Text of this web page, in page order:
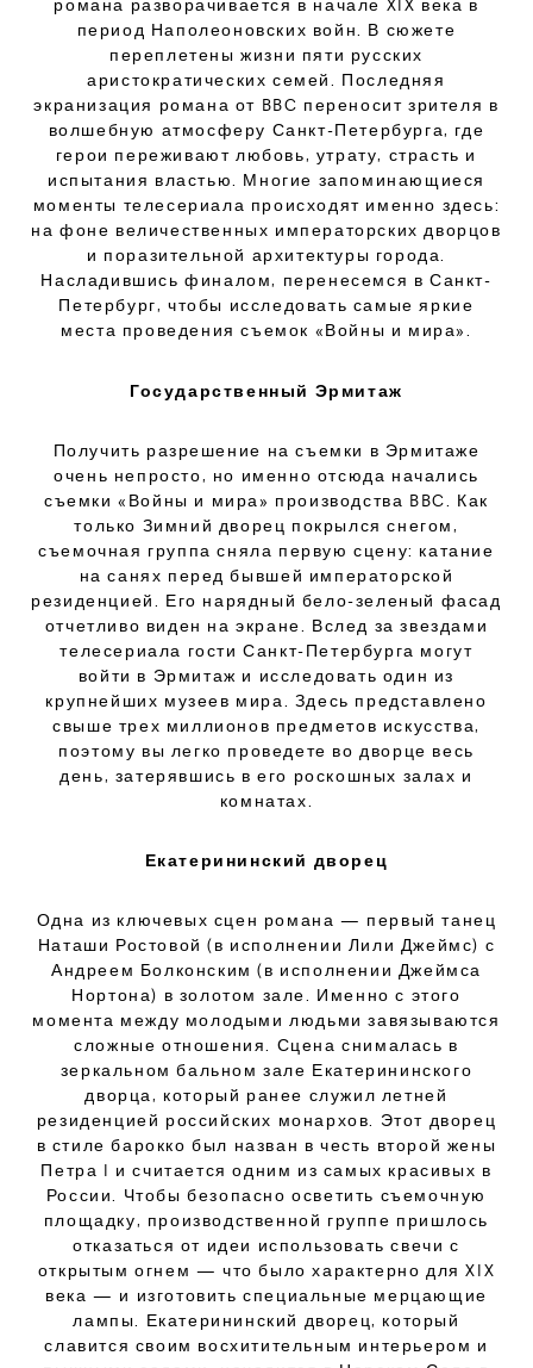
романа разворачивается в начале XIX века в
период Наполеоновских войн. В сюжете
переплетены жизни пяти русских
аристократических семей. Последняя
экранизация романа от BBC переносит зрителя в
волшебную атмосферу Санкт-Петербурга, где
герои переживают любовь, утрату, страсть и
испытания властью. Многие запоминающиеся
моменты телесериала происходят именно здесь:
на фоне величественных императорских дворцов
и поразительной архитектуры города.
Насладившись финалом, перенесемся в Санкт-
Петербург, чтобы исследовать самые яркие
места проведения съемок «Войны и мира».
Государственный Эрмитаж
Получить разрешение на съемки в Эрмитаже
очень непросто, но именно отсюда начались
съемки «Войны и мира» производства BBC. Как
только Зимний дворец покрылся снегом,
съемочная группа сняла первую сцену: катание
на санях перед бывшей императорской
резиденцией. Его нарядный бело-зеленый фасад
отчетливо виден на экране. Вслед за звездами
телесериала гости Санкт-Петербурга могут
войти в Эрмитаж и исследовать один из
крупнейших музеев мира. Здесь представлено
свыше трех миллионов предметов искусства,
поэтому вы легко проведете во дворце весь
день, затерявшись в его роскошных залах и
комнатах.
Екатерининский дворец
Одна из ключевых сцен романа — первый танец
Наташи Ростовой (в исполнении Лили Джеймс) с
Андреем Болконским (в исполнении Джеймса
Нортона) в золотом зале. Именно с этого
момента между молодыми людьми завязываются
сложные отношения. Сцена снималась в
зеркальном бальном зале Екатерининского
дворца, который ранее служил летней
резиденцией российских монархов. Этот дворец
в стиле барокко был назван в честь второй жены
Петра I и считается одним из самых красивых в
России. Чтобы безопасно осветить съемочную
площадку, производственной группе пришлось
отказаться от идеи использовать свечи с
открытым огнем — что было характерно для XIX
века — и изготовить специальные мерцающие
лампы. Екатерининский дворец, который
славится своим восхитительным интерьером и